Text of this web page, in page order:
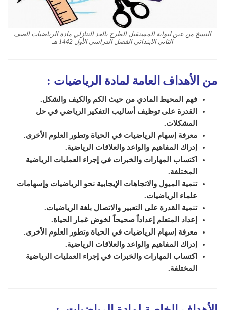
النسخ من عين لبوابة المستقبل الطرح بالعد التنازلي مادة الرياضيات الصف
الثاني الابتدائي الفصل الدراسي الأول 1442 هـ
من الأهداف العامة لمادة الرياضيات :
فهم المحيط المادي من حيث الكم والكيف والشكل.
القدرة على توظيف أساليب التفكير الرياضي في حل
المشكلات.
معرفة إسهام الرياضيات في الحياة وتطور العلوم الأخرى.
إدراك المفاهيم والواعد والعلاقات الرياضية.
اكتساب المهارات والخبرات في إجراء العمليات الرياضية
المختلفة.
تنمية الميول والاتجاهات الإيجابية نحو الرياضيات وإسهامات
علماء الرياضيات.
تنمية القدرة على التعبير والاتصال بلغة الرياضيات.
إعداد المتعلم إعداداً صحيحاً لخوض غمار الحياة.
معرفة إسهام الرياضيات في الحياة وتطور العلوم الأخرى.
إدراك المفاهيم والواعد والعلاقات الرياضية.
اكتساب المهارات والخبرات في إجراء العمليات الرياضية
المختلفة.